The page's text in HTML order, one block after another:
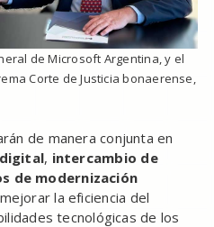
de Microsoft Argentina, y el
Corte de Justicia bonaerense,
de manera conjunta en
, intercambio de
de modernización
la eficiencia del
tecnológicas de los